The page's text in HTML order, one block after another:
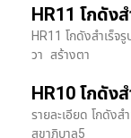
HR11 โกดัง
HR11 โกดังสำเร็จ
วา สร้างตา
HR10 โกดัง
รายละเอียด โกดัง
สุขาภิบาล5